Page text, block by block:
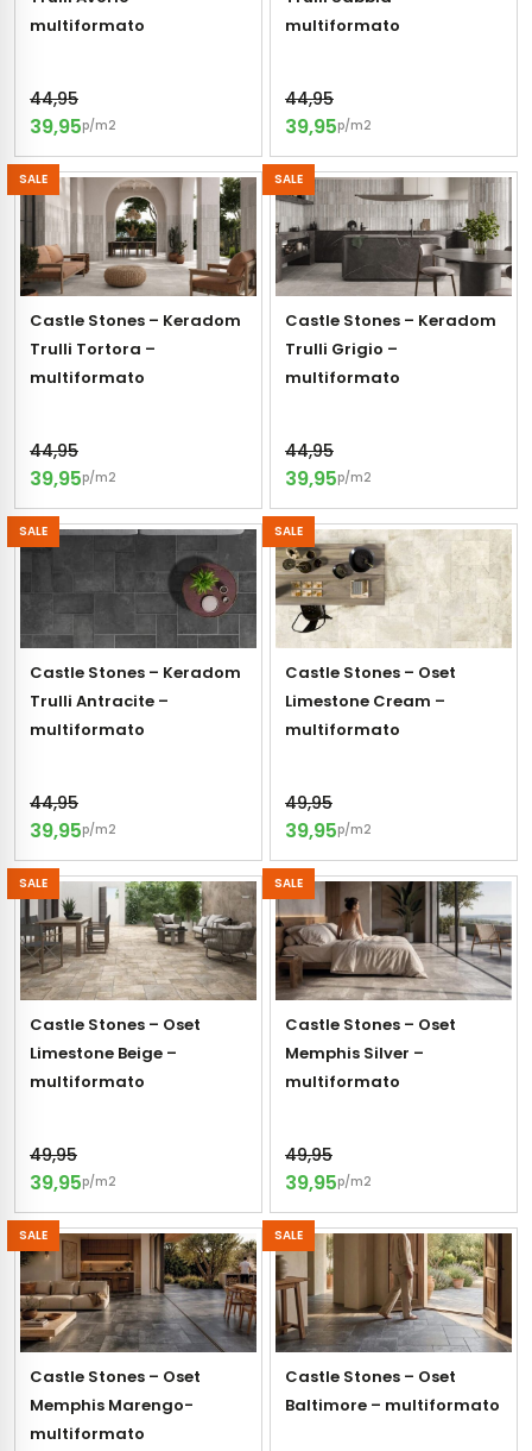
multiformato
44,95
39,95p/m2
multiformato
44,95
39,95p/m2
SALE
Castle Stones – Keradom
Trulli Tortora –
multiformato
44,95
39,95p/m2
SALE
Castle Stones – Keradom
Trulli Grigio –
multiformato
44,95
39,95p/m2
SALE
Castle Stones – Keradom
Trulli Antracite –
multiformato
44,95
39,95p/m2
SALE
Castle Stones – Oset
Limestone Cream –
multiformato
49,95
39,95p/m2
SALE
Castle Stones – Oset
Limestone Beige –
multiformato
49,95
39,95p/m2
SALE
Castle Stones – Oset
Memphis Silver –
multiformato
49,95
39,95p/m2
SALE
Castle Stones – Oset
Memphis Marengo-
multiformato
SALE
Castle Stones – Oset
Baltimore – multiformato
(kloostertegels)
tegels
tegels
betonlook
marmerlook
tegels
tegels
vloertegels
(multiformato)
33 x 33 cm
tegels
wandtegels